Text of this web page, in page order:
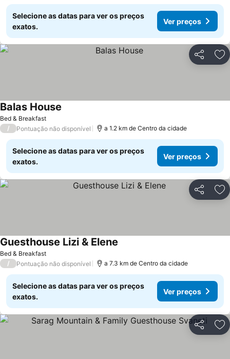
Selecione as datas para ver os preços
exatos.
Ver preços
Partilhar
Bed & Breakfast
Balas House
/ Pontuação não disponível a 1.2 km de Centro da cidade
Selecione as datas para ver os preços
exatos.
Ver preços
Partilhar
Bed & Breakfast
Guesthouse Lizi & Elene
/ Pontuação não disponível a 7.3 km de Centro da cidade
Selecione as datas para ver os preços
exatos.
Ver preços
Partilhar